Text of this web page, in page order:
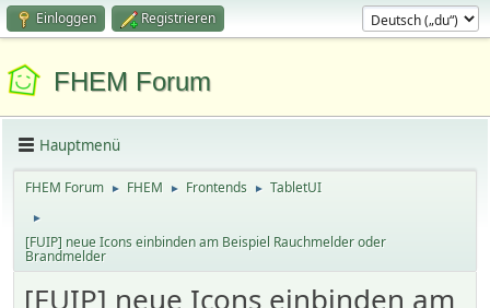
Einloggen Registrieren
FHEM Forum
Hauptmenü
FHEM Forum ► FHEM ► Frontends ► TabletUI
►
[FUIP] neue Icons einbinden am Beispiel Rauchmelder oder
Brandmelder
[FUIP] neue Icons einbinden am